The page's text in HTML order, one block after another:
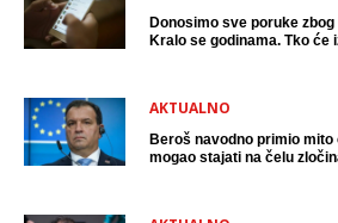
Donosimo sve poruke
Kralo se godinama. Tko će
AKTUALNO
Beroš navodno primio mito
mogao stajati na čelu